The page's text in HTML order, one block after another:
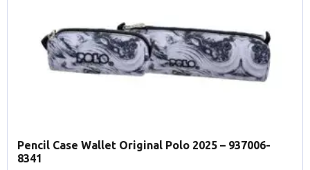
Pencil Case Wallet Original Polo 2025 – 937006-
8341